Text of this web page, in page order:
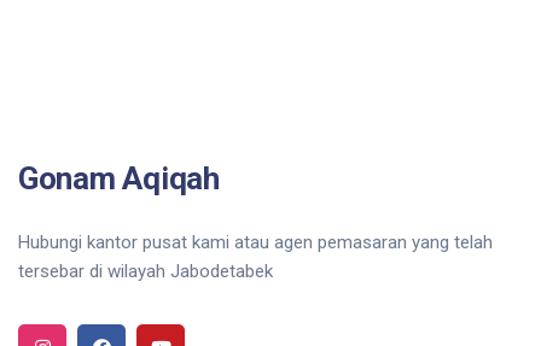
Gonam Aqiqah
Hubungi kantor pusat kami atau agen pemasaran yang telah
tersebar di wilayah Jabodetabek